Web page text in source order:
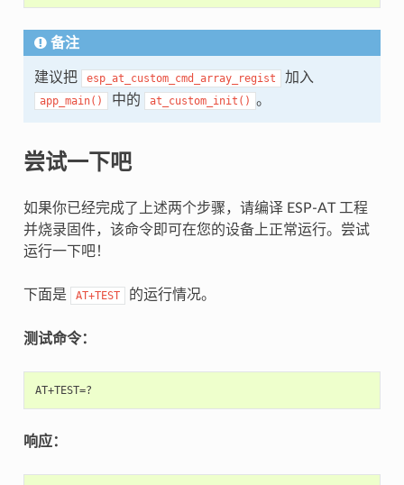
备注
建议把 esp_at_custom_cmd_array_regist 加入
app_main() 中的 at_custom_init() 。
尝试一下吧
如果你已经完成了上述两个步骤，请编译 ESP-AT 工程
并烧录固件，该命令即可在您的设备上正常运行。尝试
运行一下吧！
下面是 AT+TEST 的运行情况。
测试命令：
响应：